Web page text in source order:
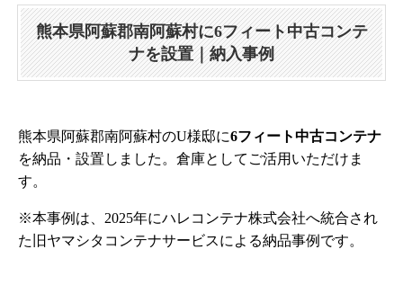
熊本県阿蘇郡南阿蘇村に6フィート中古コンテ
ナを設置｜納入事例
熊本県阿蘇郡南阿蘇村のU様邸に6フィート中古コンテナ
を納品・設置しました。倉庫としてご活用いただけま
す。
※本事例は、2025年にハレコンテナ株式会社へ統合され
た旧ヤマシタコンテナサービスによる納品事例です。